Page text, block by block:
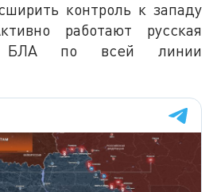
контроль к западу
работают русская
БЛА по всей линии